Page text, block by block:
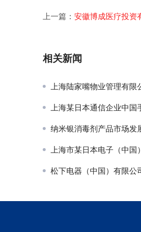
上一篇： 安徽博成医疗投资
相关新闻
上海陆家嘴物业管理有限公司
上海某日本通信企业中国
纳米银消毒剂产品市场发
上海市某日本电子（中国
松下电器（中国）有限公